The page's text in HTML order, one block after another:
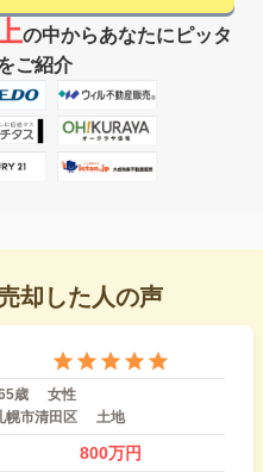
の中からあなたにピッタ
ご紹介
却した人の声
歳
女性
幌市清田区
土地
800万円